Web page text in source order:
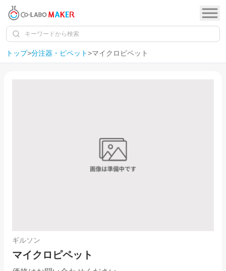
トップ>分注器・ピペット>マイクロピペット
ギルソン
マイクロピペット